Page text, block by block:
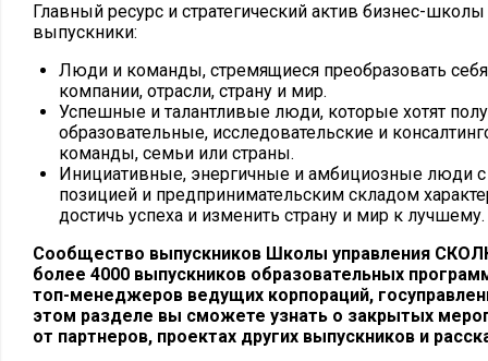
Главный ресурс и стратегический актив бизнес-
выпускники:
Люди и команды, стремящиеся преобразовать
компании, отрасли, страну и мир.
Успешные и талантливые люди, которые хотят
образовательные, исследовательские и
команды, семьи или страны.
Инициативные, энергичные и амбициозные люди
позицией и предпринимательским складом
достичь успеха и изменить страну и мир к лучшему.
Сообщество выпускников Школы управления
более 4000 выпускников образовательных
топ-менеджеров ведущих корпораций,
этом разделе вы сможете узнать о закрытых
от партнеров, проектах других выпускников и